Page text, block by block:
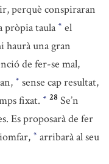
perquè conspiraran
pròpia taula * el
haurà una gran
de fer-se mal,
* sense cap resultat,
fixat. * 28 Se’n
Es proposarà de fer
* arribarà al seu